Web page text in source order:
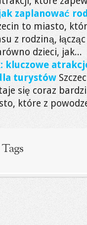
zaplanować
to miasto,
z rodziną,
dzieci, jak...
kluczowe
turystów
się coraz
które z
Tags